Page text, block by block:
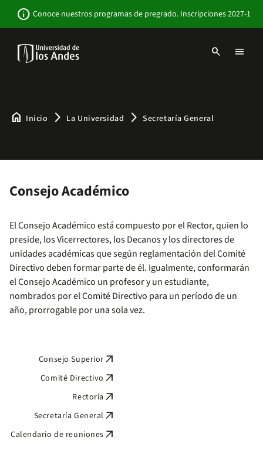
contenido
info Conoce nuestros programas de pregrado. Inscripciones 2027-1
search menu
home Inicio arrow_forward_ios La Universidad arrow_forward_ios Secretaría General
Consejo Académico
El Consejo Académico está compuesto por el Rector, quien lo
preside, los Vicerrectores, los Decanos y los directores de
unidades académicas que según reglamentación del Comité
Directivo deben formar parte de él. Igualmente, conformarán
el Consejo Académico un profesor y un estudiante,
nombrados por el Comité Directivo para un período de un
año, prorrogable por una sola vez.
Consejo Superior arrow_outward
Comité Directivo arrow_outward
Rectoría arrow_outward
Secretaría General arrow_outward
Calendario de reuniones arrow_outward